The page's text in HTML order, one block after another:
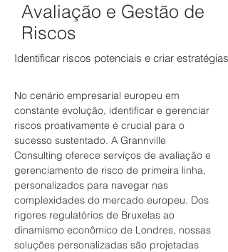
Avaliação e Gestão de
Riscos
Identificar riscos potenciais e criar estratégias
No cenário empresarial europeu em
constante evolução, identificar e gerenciar
riscos proativamente é crucial para o
sucesso sustentado. A Grannville
Consulting oferece serviços de avaliação e
gerenciamento de risco de primeira linha,
personalizados para navegar nas
complexidades do mercado europeu. Dos
rigores regulatórios de Bruxelas ao
dinamismo econômico de Londres, nossas
soluções personalizadas são projetadas